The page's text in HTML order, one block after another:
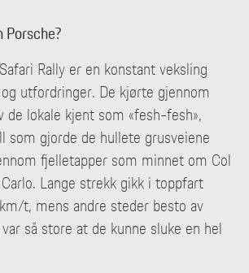
Rally er en konstant veksling
utfordringer. De kjørte gjennom
de lokale kjent som «fesh-fesh»,
som gjorde de hullete grusveiene
fjelletapper som minnet om Col
Lange strekk gikk i toppfart
t, mens andre steder besto av
så store at de kunne sluke en hel